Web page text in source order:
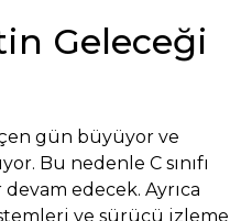
Geleceği
gün büyüyor ve
Bu nedenle C sınıfı
edecek. Ayrıca
ve sürücü izleme